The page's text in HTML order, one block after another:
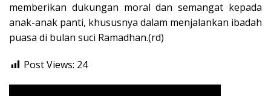
memberikan dukungan moral dan semangat kepada
anak-anak panti, khususnya dalam menjalankan ibadah
puasa di bulan suci Ramadhan.(rd)
Post Views: 24